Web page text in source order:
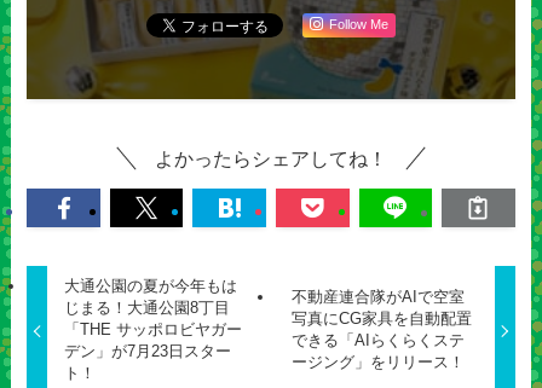
Follow Me
よかったらシェアしてね！
大通公園の夏が今年もは
じまる！大通公園8丁目
「THE サッポロビヤガー
デン」が7月23日スター
ト！
不動産連合隊がAIで空室
写真にCG家具を自動配置
できる「AIらくらくステ
ージング」をリリース！